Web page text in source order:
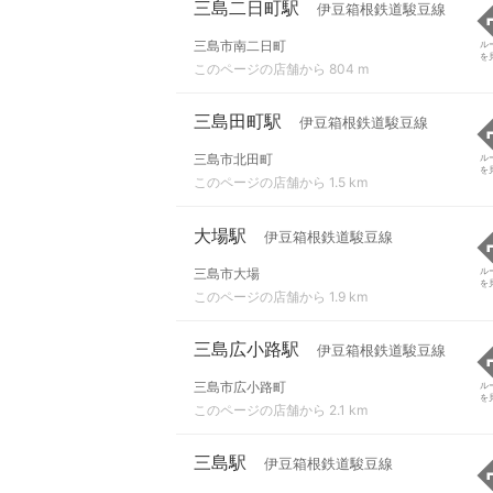
三島二日町駅 伊豆箱根鉄道駿豆線
三島市南二日町
このページの店舗から 804 m
ル
を
三島田町駅 伊豆箱根鉄道駿豆線
三島市北田町
このページの店舗から 1.5 km
ル
を
大場駅 伊豆箱根鉄道駿豆線
三島市大場
このページの店舗から 1.9 km
ル
を
三島広小路駅 伊豆箱根鉄道駿豆線
三島市広小路町
このページの店舗から 2.1 km
ル
を
三島駅 伊豆箱根鉄道駿豆線